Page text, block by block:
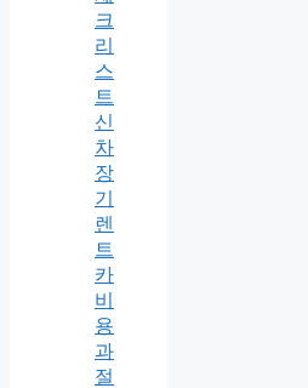
크
리
스
트
신
차
장
기
렌
트
카
비
용
과
절